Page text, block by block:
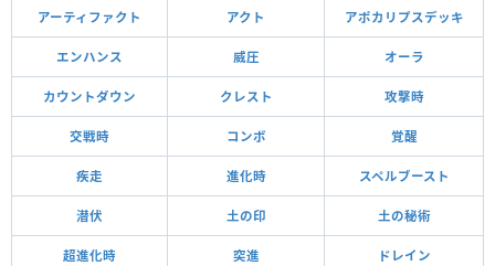
アーティファクト アクト アポカリプスデッキ
エンハンス 威圧 オーラ
カウントダウン クレスト 攻撃時
交戦時 コンボ 覚醒
疾走 進化時 スペルブースト
潜伏 土の印 土の秘術
超進化時 突進 ドレイン